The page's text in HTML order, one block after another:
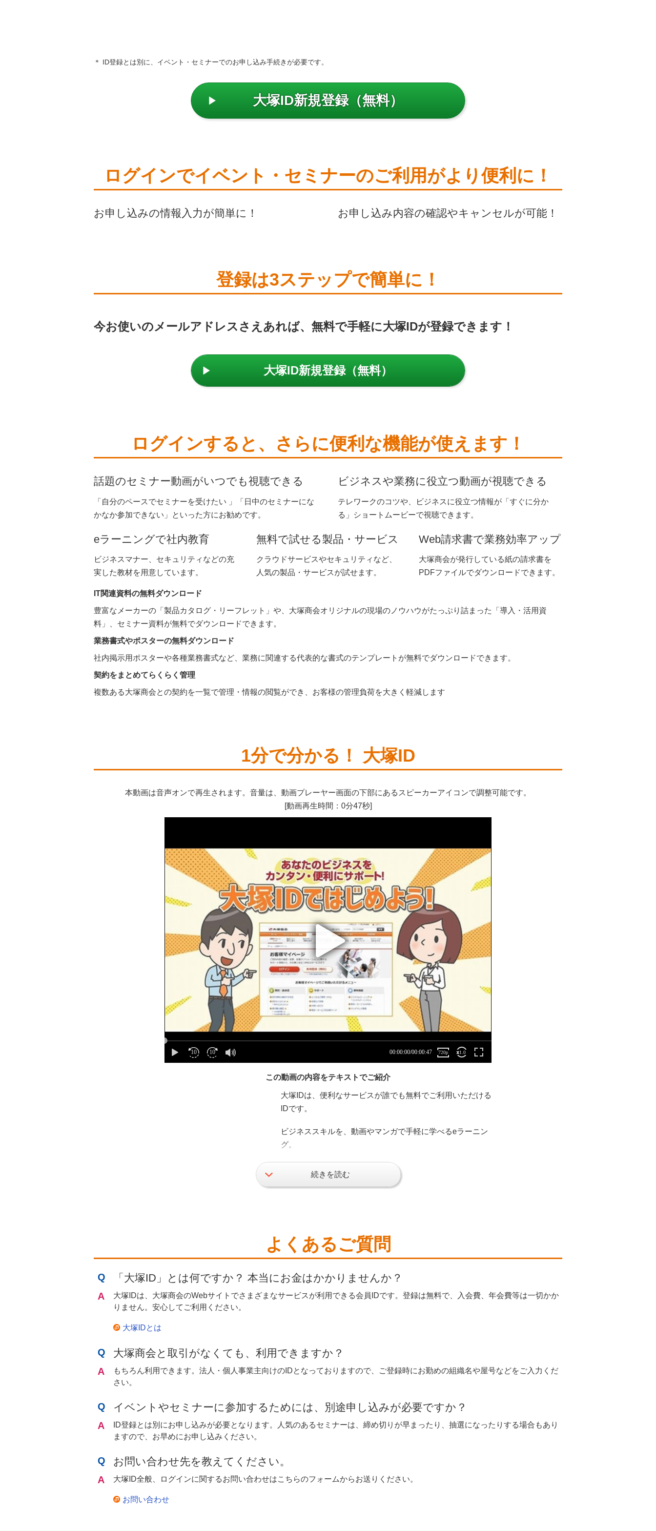
＊ ID登録とは別に、イベント・セミナーでのお申し込み手続きが必要です。
大塚ID新規登録（無料）
ログインでイベント・セミナーのご利用がより便利に！
お申し込みの情報入力が簡単に！ お申し込み内容の確認やキャンセルが可能！
登録は3ステップで簡単に！
今お使いのメールアドレスさえあれば、無料で手軽に大塚IDが登録できます！
大塚ID新規登録（無料）
ログインすると、さらに便利な機能が使えます！
話題のセミナー動画がいつでも視聴できる
「自分のペースでセミナーを受けたい 」「日中のセミナーにな
かなか参加できない」といった方にお勧めです。
ビジネスや業務に役立つ動画が視聴できる
テレワークのコツや、ビジネスに役立つ情報が「すぐに分か
る」ショートムービーで視聴できます。
eラーニングで社内教育
ビジネスマナー、セキュリティなどの充
実した教材を用意しています。
無料で試せる製品・サービス
クラウドサービスやセキュリティなど、
人気の製品・サービスが試せます。
Web請求書で業務効率アップ
大塚商会が発行している紙の請求書を
PDFファイルでダウンロードできます。
IT関連資料の無料ダウンロード
豊富なメーカーの「製品カタログ・リーフレット」や、大塚商会オリジナルの現場のノウハウがたっぷり詰まった「導入・活用資
料」、セミナー資料が無料でダウンロードできます。
業務書式やポスターの無料ダウンロード
社内掲示用ポスターや各種業務書式など、業務に関連する代表的な書式のテンプレートが無料でダウンロードできます。
契約をまとめてらくらく管理
複数ある大塚商会との契約を一覧で管理・情報の閲覧ができ、お客様の管理負荷を大きく軽減します
1分で分かる！ 大塚ID
本動画は音声オンで再生されます。音量は、動画プレーヤー画面の下部にあるスピーカーアイコンで調整可能です。
[動画再生時間：0分47秒]
この動画の内容をテキストでご紹介
大塚IDは、便利なサービスが誰でも無料でご利用いただける
IDです。
ビジネススキルを、動画やマンガで手軽に学べるeラーニン
グ。
お役立ち資料は、業務書式など、オフィスの「困った」を解
決する資料がダウンロードできます。
お取引のあるお客様には、Web請求書や、契約ひとまとめ
もご利用いただけます。
もちろん登録も、お客様マイページで簡単！
続きを読む
よくあるご質問
「大塚ID」とは何ですか？ 本当にお金はかかりませんか？
大塚IDは、大塚商会のWebサイトでさまざまなサービスが利用できる会員IDです。登録は無料で、入会費、年会費等は一切かか
りません。安心してご利用ください。
大塚IDとは
大塚商会と取引がなくても、利用できますか？
もちろん利用できます。法人・個人事業主向けのIDとなっておりますので、ご登録時にお勤めの組織名や屋号などをご入力くだ
さい。
イベントやセミナーに参加するためには、別途申し込みが必要ですか？
ID登録とは別にお申し込みが必要となります。人気のあるセミナーは、締め切りが早まったり、抽選になったりする場合もあり
ますので、お早めにお申し込みください。
お問い合わせ先を教えてください。
大塚ID全般、ログインに関するお問い合わせはこちらのフォームからお送りください。
お問い合わせ